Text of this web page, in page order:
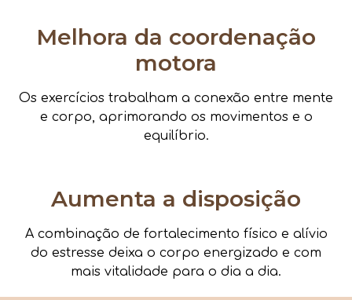
Melhora da coordenação
motora
Os exercícios trabalham a conexão entre mente
e corpo, aprimorando os movimentos e o
equilíbrio.
Aumenta a disposição
A combinação de fortalecimento físico e alívio
do estresse deixa o corpo energizado e com
mais vitalidade para o dia a dia.